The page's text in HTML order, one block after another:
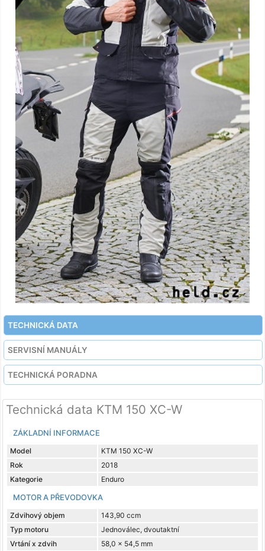
TECHNICKÁ DATA
SERVISNÍ MANUÁLY
TECHNICKÁ PORADNA
Technická data KTM 150 XC-W
ZÁKLADNÍ INFORMACE
Model
KTM 150 XC-W
Rok
2018
Kategorie
Enduro
MOTOR A PŘEVODOVKA
Zdvihový objem
143,90 ccm
Typ motoru
Jednoválec, dvoutaktní
Vrtání x zdvih
58,0 x 54,5 mm